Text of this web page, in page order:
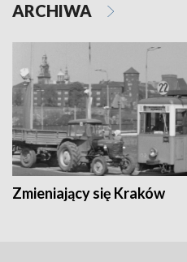
ARCHIWA
Zmieniający się Kraków